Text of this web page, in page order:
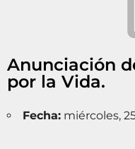
Anunciación
por la Vida.
Fecha: miércoles,